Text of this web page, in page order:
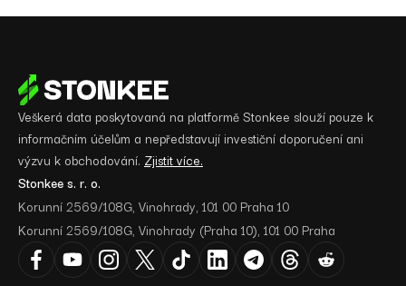
Veškerá data poskytovaná na platformě Stonkee slouží pouze k
informačním účelům a nepředstavují investiční doporučení ani
výzvu k obchodování. Zjistit více.
Stonkee s. r. o.
Korunní 2569/108G, Vinohrady, 101 00 Praha 10
Korunní 2569/108G, Vinohrady (Praha 10), 101 00 Praha